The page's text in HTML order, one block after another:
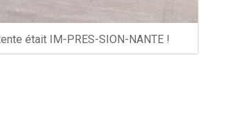
était IM-PRES-SION-NANTE !